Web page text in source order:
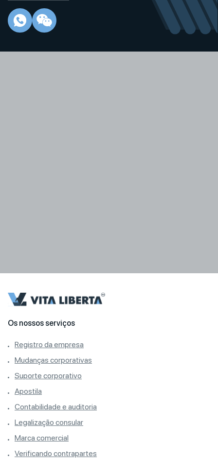
Os nossos serviços
Registro da empresa
Mudanças corporativas
Suporte corporativo
Apostila
Contabilidade e auditoria
Legalização consular
Marca comercial
Verificando contrapartes